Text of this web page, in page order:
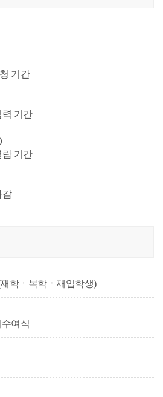
기간
기간
기간
감
학ㆍ복학ㆍ재입학생)
여식